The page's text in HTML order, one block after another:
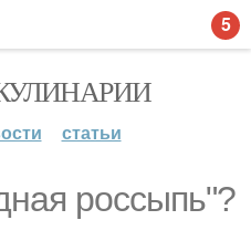
статьи
россыпь"?
5